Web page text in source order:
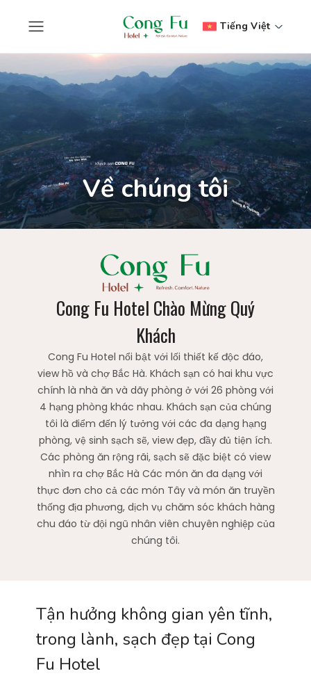
Tiếng Việt
Về chúng tôi
Cong Fu Hotel Chào Mừng Quý
Khách
Cong Fu Hotel nổi bật với lối thiết kế độc đáo,
view hồ và chợ Bắc Hà. Khách sạn có hai khu vực
chính là nhà ăn và dãy phòng ở với 26 phòng với
4 hạng phòng khác nhau. Khách sạn của chúng
tôi là điểm đến lý tưởng với các đa dạng hạng
phòng, vệ sinh sạch sẽ, view đẹp, đầy đủ tiện ích.
Các phòng ăn rộng rãi, sạch sẽ đặc biệt có view
nhìn ra chợ Bắc Hà Các món ăn đa dạng với
thực đơn cho cả các món Tây và món ăn truyền
thống địa phương, dịch vụ chăm sóc khách hàng
chu đáo từ đội ngũ nhân viên chuyên nghiệp của
chúng tôi.
Tận hưởng không gian yên tĩnh,
trong lành, sạch đẹp tại Cong
Fu Hotel